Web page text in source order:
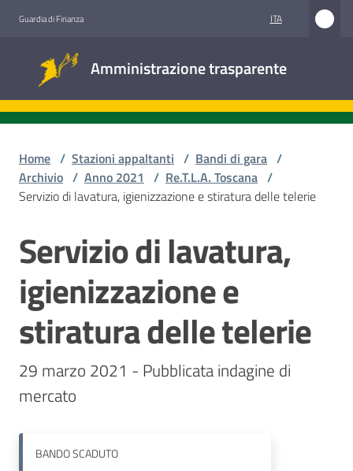
Guardia di Finanza ITA
Amministrazione trasparente
trasparente
Stazioni
appaltanti
Contatti
Home / Stazioni appaltanti / Bandi di gara /
Archivio / Anno 2021 / Re.T.L.A. Toscana /
Servizio di lavatura, igienizzazione e stiratura delle telerie
Salta al contenuto
Servizio di lavatura,
igienizzazione e
stiratura delle telerie
29 marzo 2021 - Pubblicata indagine di
mercato
BANDOSCADUTO